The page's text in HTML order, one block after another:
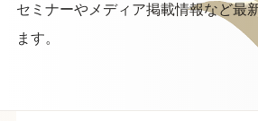
セミナーやメディア掲載情報など最
ます。